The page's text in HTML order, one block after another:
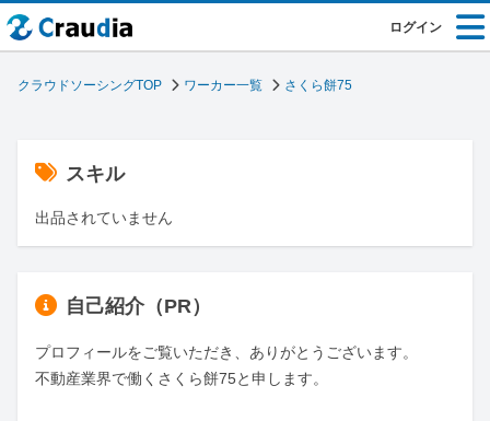
ログイン
クラウドソーシングTOP ワーカー一覧 さくら餅75
スキル
出品されていません
自己紹介（PR）
プロフィールをご覧いただき、ありがとうございます。
不動産業界で働くさくら餅75と申します。